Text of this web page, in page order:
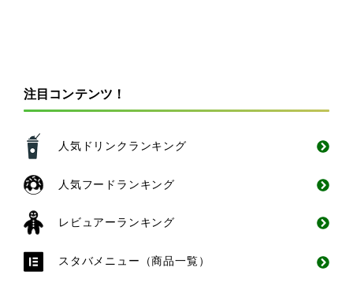
注目コンテンツ！
人気ドリンクランキング
人気フードランキング
レビュアーランキング
スタバメニュー（商品一覧）